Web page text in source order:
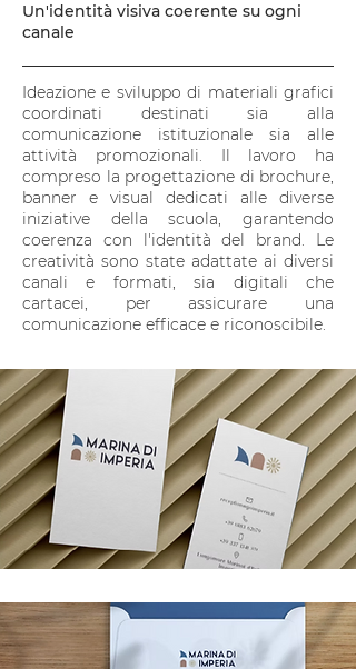
Un'identità visiva coerente su ogni
canale
Ideazione e sviluppo di materiali grafici
coordinati destinati sia alla
comunicazione istituzionale sia alle
attività promozionali. Il lavoro ha
compreso la progettazione di brochure,
banner e visual dedicati alle diverse
iniziative della scuola, garantendo
coerenza con l'identità del brand. Le
creatività sono state adattate ai diversi
canali e formati, sia digitali che
cartacei, per assicurare una
comunicazione efficace e riconoscibile.